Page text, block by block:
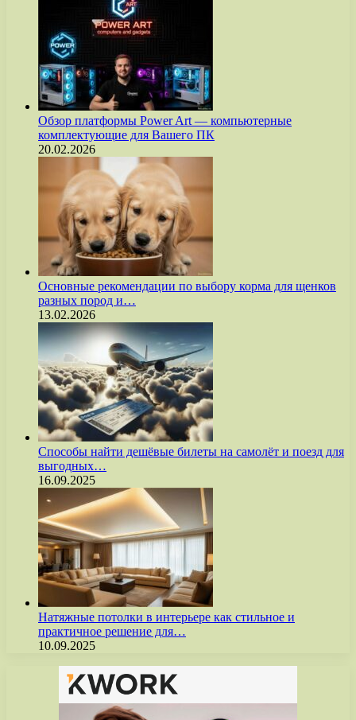
Обзор платформы Power Art — компьютерные
комплектующие для Вашего ПК
20.02.2026
Основные рекомендации по выбору корма для щенков
разных пород и…
13.02.2026
Способы найти дешёвые билеты на самолёт и поезд для
выгодных…
16.09.2025
Натяжные потолки в интерьере как стильное и
практичное решение для…
10.09.2025